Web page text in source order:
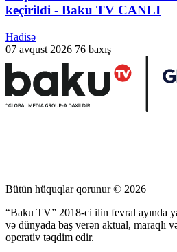
keçirildi - Baku TV CANLI
Hadisə
07 avqust 2026 76 baxış
Bütün hüquqlar qorunur © 2026
“Baku TV” 2018-ci ilin fevral ayında
və dünyada baş verən aktual, maraqlı
operativ təqdim edir.